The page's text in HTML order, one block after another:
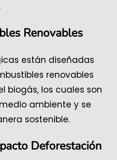
Renovables
están diseñadas
renovables
biogás, los cuales son
ambiente y se
sostenible.
Deforestación